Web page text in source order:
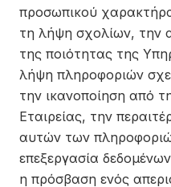
προσωπικού
τη λήψη σχολίων, την
της ποιότητας της
λήψη πληροφοριών
την ικανοποίηση από
Εταιρείας, την
αυτών των
επεξεργασία
η πρόσβαση ενός